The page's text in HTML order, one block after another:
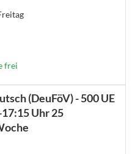
frei
(DeuFöV) - 500 UE
Uhr 25